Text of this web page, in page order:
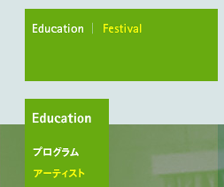
プログラム